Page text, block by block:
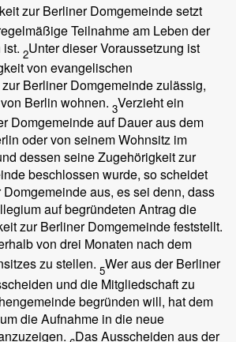
zur Berliner Domgemeinde setzt
Teilnahme am Leben der
2Unter dieser Voraussetzung ist
von evangelischen
Berliner Domgemeinde zulässig,
Berlin wohnen. 3Verzieht ein
Domgemeinde auf Dauer aus dem
oder von seinem Wohnsitz im
dessen seine Zugehörigkeit zur
beschlossen wurde, so scheidet
aus, es sei denn, dass
auf begründeten Antrag die
zur Berliner Domgemeinde feststellt.
von drei Monaten nach dem
zu stellen. 5Wer aus der Berliner
und die Mitgliedschaft zu
begründen will, hat dem
die Aufnahme in die neue
Das Ausscheiden aus der